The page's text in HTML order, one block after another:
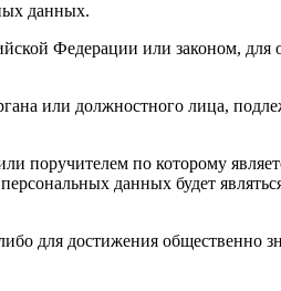
данных.
Федерации или законом, для
или должностного лица,
поручителем по которому
данных будет
для достижения общественно